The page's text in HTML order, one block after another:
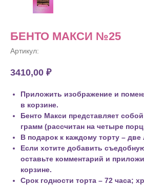
БЕНТО МАКСИ №25
Артикул:
3410,00 ₽
Приложить изображение и
в корзине.
Бенто Макси представляет
грамм (рассчитан на четыре
В подарок к каждому торту – две
Если хотите добавить
оставьте комментарий и
корзине.
Срок годности торта – 72 часа;